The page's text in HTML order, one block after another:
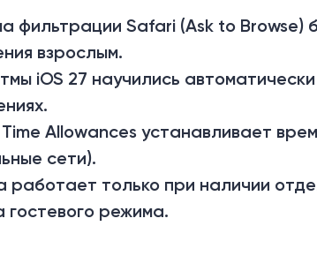
фильтрации Safari (Ask to
взрослым.
iOS 27 научились
Allowances устанавливает
сети).
работает только при наличии
гостевого режима.